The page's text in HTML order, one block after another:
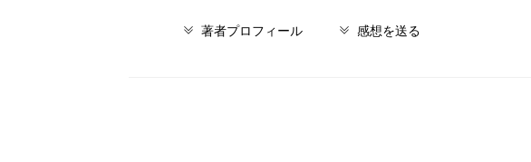
著者プロフィール 感想を送る